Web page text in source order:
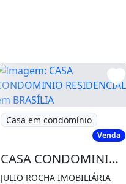
Imagem: CASA
Casa em condomínio
Venda
CASA CONDOMINIO RESIDENCIAL em BRASÍLIA - DF, SETOR HABITACIONAL JARDIM BOTÂNICO
JULIO ROCHA IMOBILIÁRIA